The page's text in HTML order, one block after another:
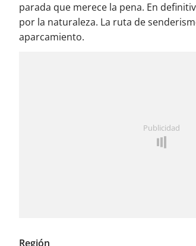
parada que merece la pena. En
por la naturaleza. La ruta de
aparcamiento.
Publicidad
Región